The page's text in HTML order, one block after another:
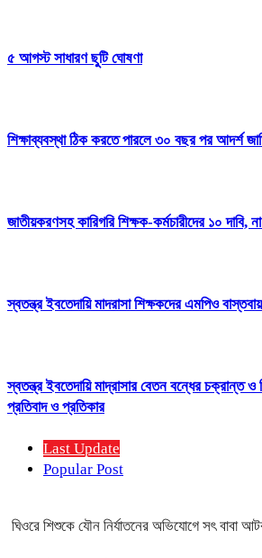
৫ আগস্ট সাধারণ ছুটি ঘোষণা
শিক্ষাব্যবস্থা ঠিক করতে পারলে ৩০ বছর পর আদর্শ
জাতীয়করণসহ কারিগরি শিক্ষক-কর্মচারীদের ১০ দাবি,
স্বতন্ত্র ইবতেদায়ি মাদরাসা শিক্ষকদের এমপিও
স্বতন্ত্র ইবতেদায়ি মাদ্রাসার বেতন বন্ধের চক্রান্ত ও
প্রতিবাদ ও প্রতিকার
Last Update
Popular Post
ঘিওরে শিশুকে যৌন নির্যাতনের অভিযোগে সৎ বাবা